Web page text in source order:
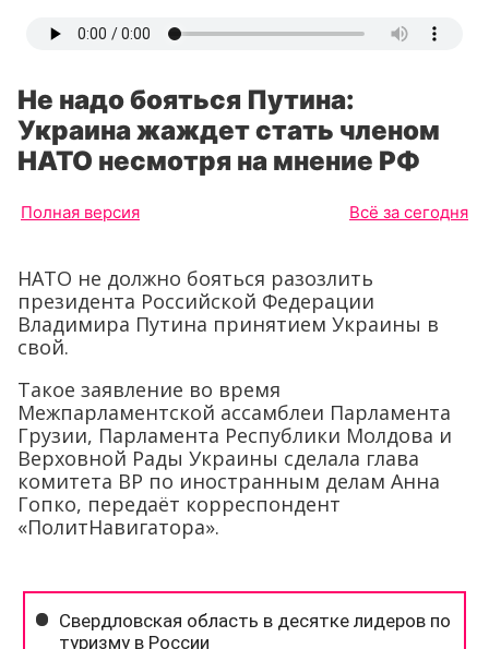
Не надо бояться Путина:
Украина жаждет стать членом
НАТО несмотря на мнение РФ
Полная версия Всё за сегодня
НАТО не должно бояться разозлить
президента Российской Федерации
Владимира Путина принятием Украины в
свой.
Такое заявление во время
Межпарламентской ассамблеи Парламента
Грузии, Парламента Республики Молдова и
Верховной Рады Украины сделала глава
комитета ВР по иностранным делам Анна
Гопко, передаёт корреспондент
«ПолитНавигатора».